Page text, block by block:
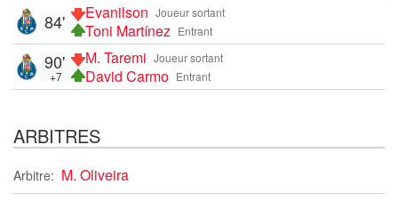
Joueur sortant
Evanilson
Entrant
Toni Martínez
84'
Joueur sortant
M. Taremi
Entrant
David Carmo
90'
+7
ARBITRES
Arbitre: M. Oliveira